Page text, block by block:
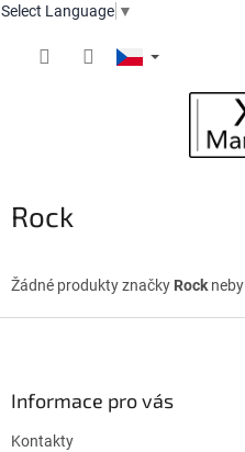
Select Language ▼
Rock
Žádné produkty značky Rock
Informace pro vás
Kontakty